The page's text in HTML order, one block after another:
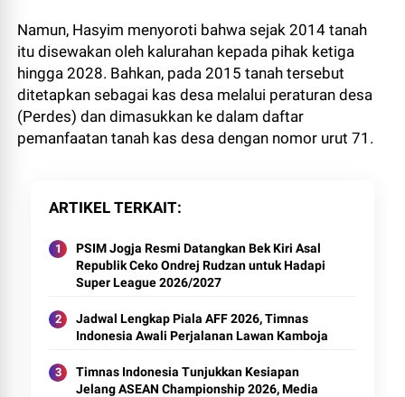
Namun, Hasyim menyoroti bahwa sejak 2014 tanah
itu disewakan oleh kalurahan kepada pihak ketiga
hingga 2028. Bahkan, pada 2015 tanah tersebut
ditetapkan sebagai kas desa melalui peraturan desa
(Perdes) dan dimasukkan ke dalam daftar
pemanfaatan tanah kas desa dengan nomor urut 71.
ARTIKEL TERKAIT
PSIM Jogja Resmi Datangkan Bek Kiri Asal
Republik Ceko Ondrej Rudzan untuk Hadapi
Super League 2026/2027
Jadwal Lengkap Piala AFF 2026, Timnas
Indonesia Awali Perjalanan Lawan Kamboja
Timnas Indonesia Tunjukkan Kesiapan
Jelang ASEAN Championship 2026, Media